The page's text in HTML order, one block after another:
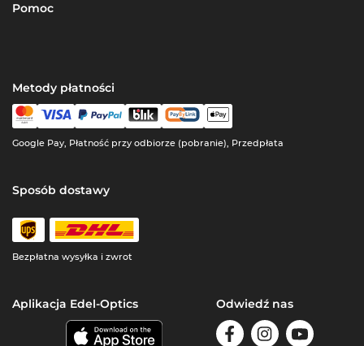
Pomoc
Metody płatności
Google Pay, Płatność przy odbiorze (pobranie), Przedpłata
Sposób dostawy
Bezpłatna wysyłka i zwrot
Aplikacja Edel-Optics Odwiedź nas